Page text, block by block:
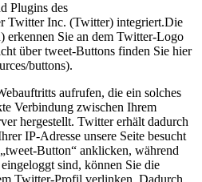
Plugins des
Twitter Inc. (Twitter) integriert.Die
erkennen Sie an dem Twitter-Logo
über tweet-Buttons finden Sie hier
buttons).
aufrufen, die ein solches
Verbindung zwischen Ihrem
hergestellt. Twitter erhält dadurch
IP-Adresse unsere Seite besucht
Button“ anklicken, während
sind, können Sie die
Twitter-Profil verlinken. Dadurch